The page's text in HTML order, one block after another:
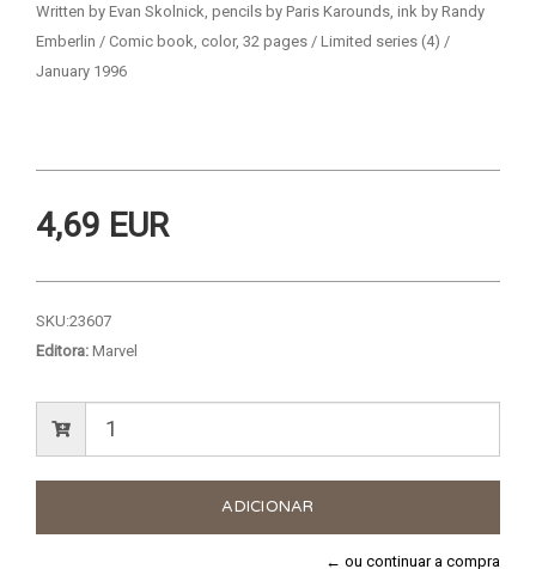
Written by Evan Skolnick, pencils by Paris Karounds, ink by Randy
Emberlin / Comic book, color, 32 pages / Limited series (4) /
January 1996
4,69 EUR
SKU:23607
Editora: Marvel
← ou continuar a compra